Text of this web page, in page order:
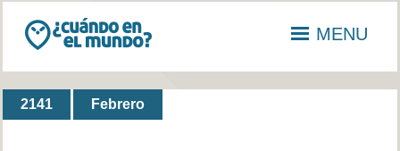
MENU
2141 Febrero